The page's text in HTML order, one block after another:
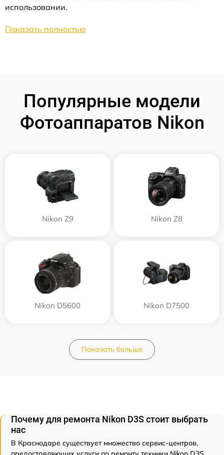
использовании.
Показать полностью
Популярные модели
Фотоаппаратов Nikon
Nikon Z9 Nikon Z8
Nikon D5600 Nikon D7500
Показать больше
Почему для ремонта Nikon D3S стоит выбрать
нас
В Краснодаре существует множество сервис-центров,